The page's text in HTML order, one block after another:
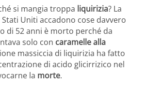
si mangia troppa liquirizia? La
Uniti accadono cose davvero
di 52 anni è morto perché da
solo con caramelle alla
massiccia di liquirizia ha fatto
di acido glicirrizico nel
la morte.